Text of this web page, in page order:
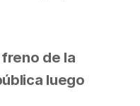
de la
luego